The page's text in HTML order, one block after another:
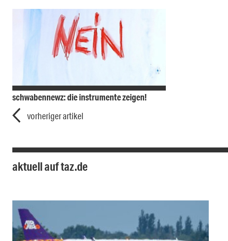
schwabennewz: die instrumente zeigen!
vorheriger artikel
aktuell auf taz.de